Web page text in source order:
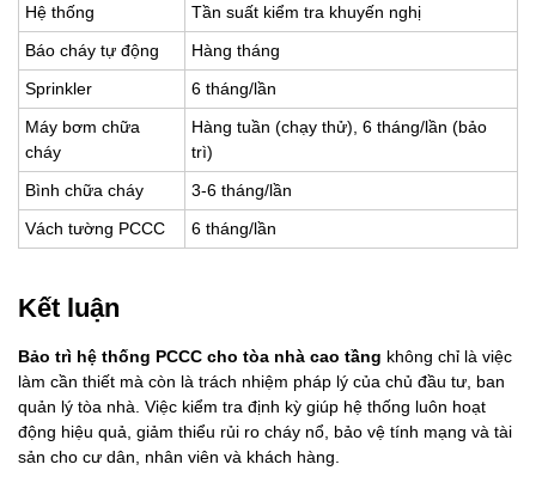
Hệ thống
Tần suất kiểm tra khuyến nghị
Báo cháy tự động
Hàng tháng
Sprinkler
6 tháng/lần
Máy bơm chữa
cháy
Hàng tuần (chạy thử), 6 tháng/lần (bảo
trì)
Bình chữa cháy
3-6 tháng/lần
Vách tường PCCC
6 tháng/lần
Kết luận
Bảo trì hệ thống PCCC cho tòa nhà cao tầng không chỉ là việc
làm cần thiết mà còn là trách nhiệm pháp lý của chủ đầu tư, ban
quản lý tòa nhà. Việc kiểm tra định kỳ giúp hệ thống luôn hoạt
động hiệu quả, giảm thiểu rủi ro cháy nổ, bảo vệ tính mạng và tài
sản cho cư dân, nhân viên và khách hàng.